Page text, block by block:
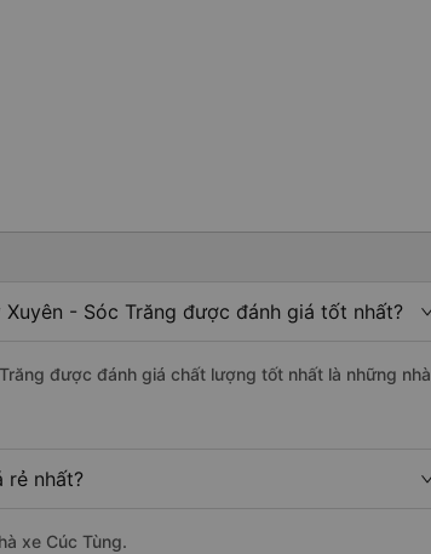
Limousine. Tôi nghĩ tài xế đã giúp tôi vì nhìn
- Sóc Trăng được đánh giá tốt nhất?
được đánh giá chất lượng tốt nhất là những nhà
rẻ nhất?
xe Cúc Tùng.